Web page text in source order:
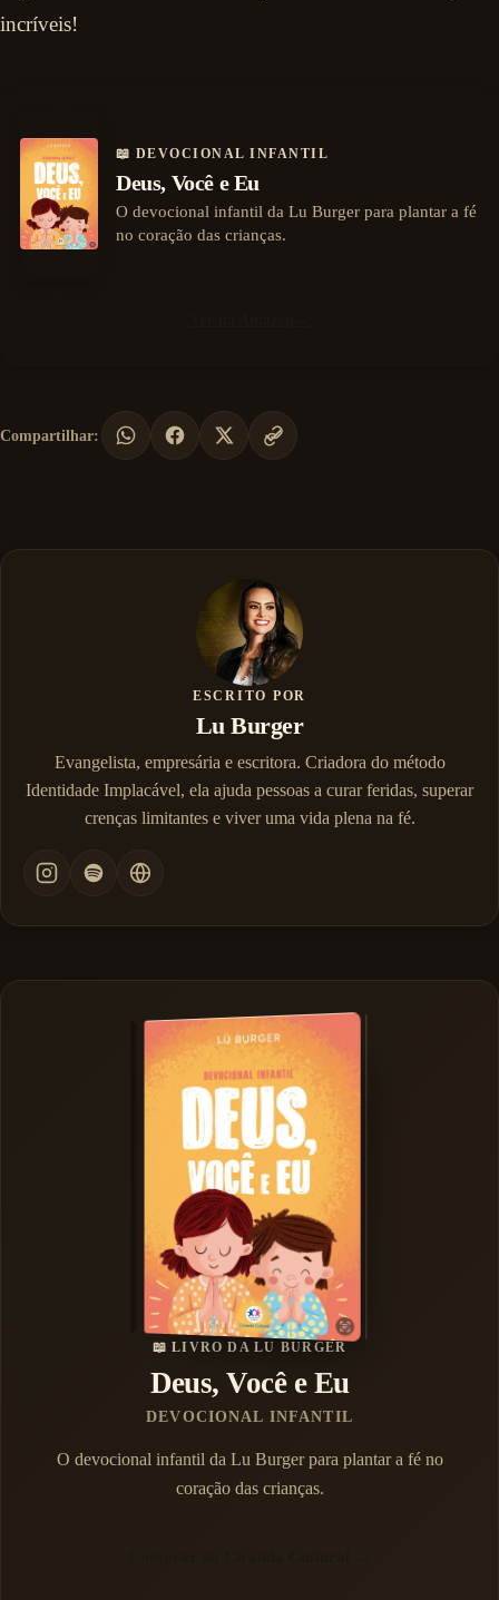
incríveis!
📖 DEVOCIONAL INFANTIL
Deus, Você e Eu
O devocional infantil da Lu Burger para plantar a fé
no coração das crianças.
Compartilhar:
ESCRITO POR
Lu Burger
Evangelista, empresária e escritora. Criadora do método
Identidade Implacável, ela ajuda pessoas a curar feridas, superar
crenças limitantes e viver uma vida plena na fé.
📖 LIVRO DA LU BURGER
Deus, Você e Eu
DEVOCIONAL INFANTIL
O devocional infantil da Lu Burger para plantar a fé no
coração das crianças.